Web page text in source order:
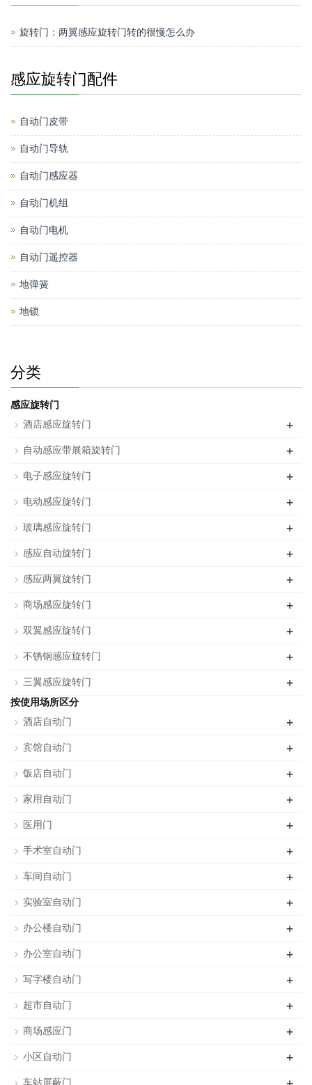
旋转门：两翼感应旋转门转的很慢怎么办
感应旋转门配件
自动门皮带
自动门导轨
自动门感应器
自动门机组
自动门电机
自动门遥控器
地弹簧
地锁
分类
感应旋转门
酒店感应旋转门
+
自动感应带展箱旋转门 +
电子感应旋转门 +
电动感应旋转门 +
玻璃感应旋转门 +
感应自动旋转门 +
感应两翼旋转门 +
商场感应旋转门 +
双翼感应旋转门 +
不锈钢感应旋转门 +
三翼感应旋转门 +
按使用场所区分
酒店自动门
+
宾馆自动门 +
饭店自动门 +
家用自动门 +
医用门 +
手术室自动门 +
车间自动门 +
实验室自动门 +
办公楼自动门 +
办公室自动门 +
写字楼自动门 +
超市自动门 +
商场感应门 +
小区自动门 +
车站屏蔽门